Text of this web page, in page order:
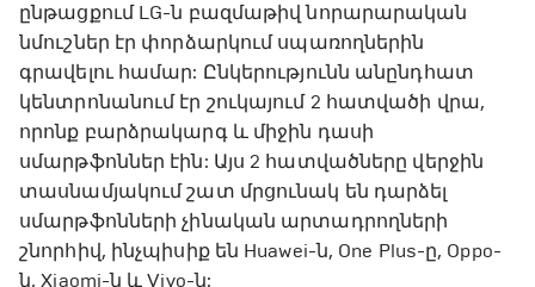
ընթացքում LG-ն բազմաթիվ նորարարական
նմուշներ էր փորձարկում սպառողներին
գրավելու համար: Ընկերությունն անընդհատ
կենտրոնանում էր շուկայում 2 հատվածի վրա,
որոնք բարձրակարգ և միջին դասի
սմարթֆոններ էին: Այս 2 հատվածները վերջին
տասնամյակում շատ մրցունակ են դարձել
սմարթֆոնների չինական արտադրողների
շնորհիվ, ինչպիսիք են Huawei-ն, One Plus-ը, Oppo-
ն, Xiaomi-ն և Vivo-ն: